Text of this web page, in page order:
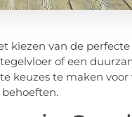
van de
of een
keuzes te maken voor